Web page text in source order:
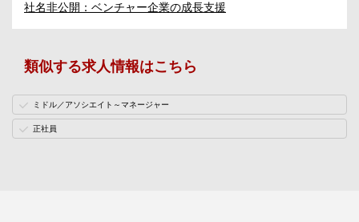
社名非公開：ベンチャー企業の成長支援
類似する求人情報はこちら
ミドル／アソシエイト～マネージャー
正社員